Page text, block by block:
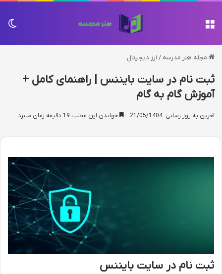
مجله هنر مدرسه / ارز دیجیتال
ثبت نام در سایت بایننس | راهنمای کامل +
آموزش گام به گام
آخرین به روز رسانی: 21/05/1404 خواندن این مطلب 19 دقیقه زمان میبرد
ثبت نام در سایت بایننس